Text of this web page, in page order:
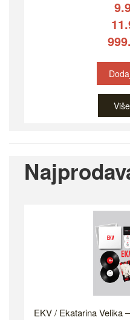
EKV / Ekatarina Velika